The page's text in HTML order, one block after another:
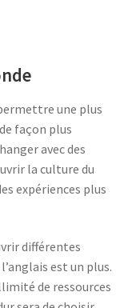
une plus
façon plus
avec des
la culture du
expériences plus
différentes
est un plus.
de ressources